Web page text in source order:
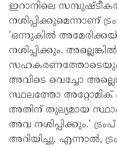
ഇറാനിലെ
നശിപ്പിക്കുമെന്നാണ്
'ഒന്നുകിൽ
നശിപ്പിക്കും.
അവിടെ വെച്ചോ
സ്ഥലത്തോ
അതിന് തുല്യമായ
അവ നശിപ്പിക്കും.'
അറിയിച്ചു. എന്നാൽ,